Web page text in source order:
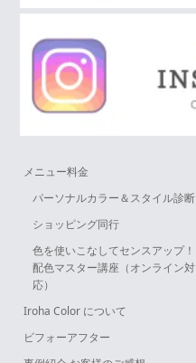
メニュー料金
パーソナルカラー＆スタイル診断
ショッピング同行
色を使いこなしてセンスアップ！
配色マスター講座（オンライン対
応）
Iroha Color について
ビフォーアフター